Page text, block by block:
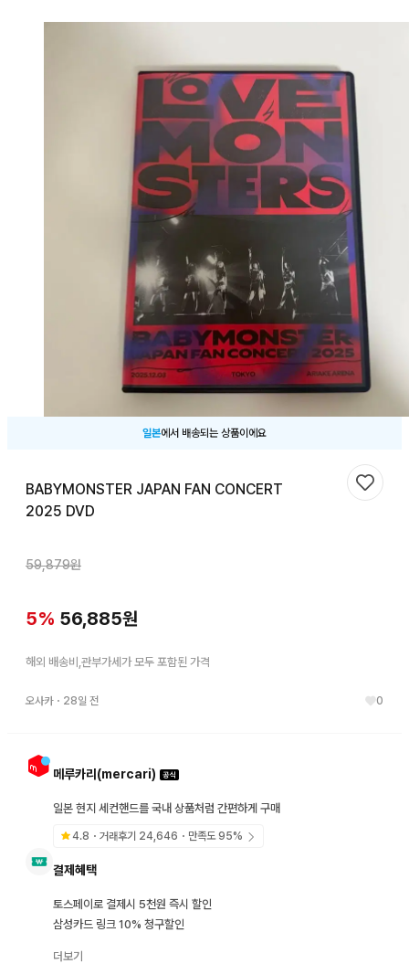
일본에서 배송되는 상품이에요
BABYMONSTER JAPAN FAN CONCERT
2025 DVD
59,879원
5% 56,885원
해외 배송비,관부가세가 모두 포함된 가격
오사카・ 28일 전 0
메루카리(mercari)
일본 현지 세컨핸드를 국내 상품처럼 간편하게 구매
4.8 ・거래후기 24,646 ・만족도95%
결제혜택
토스페이로 결제시 5천원 즉시 할인
삼성카드 링크 10% 청구할인
더보기
찜하기